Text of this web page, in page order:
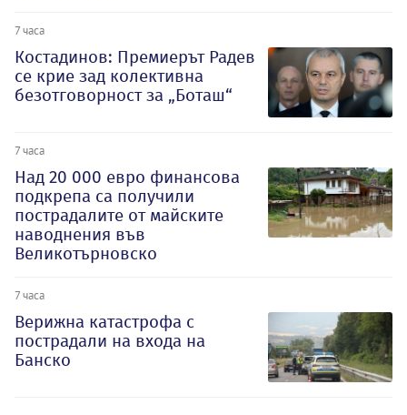
7 часа
Костадинов: Премиерът Радев
се крие зад колективна
безотговорност за „Боташ“
7 часа
Над 20 000 евро финансова
подкрепа са получили
пострадалите от майските
наводнения във
Великотърновско
7 часа
Верижна катастрофа с
пострадали на входа на
Банско